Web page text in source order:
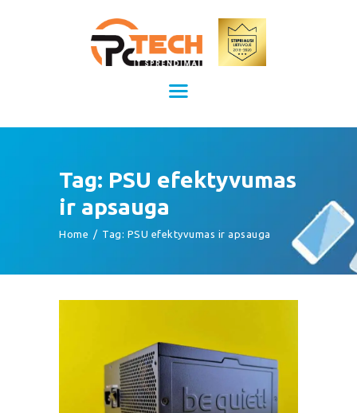
Tag: PSU efektyvumas
ir apsauga
Home Tag: PSU efektyvumas ir apsauga
Kompiuterių remontas Kaune
Kompiuterių priežiūra
APIE MUS
KONTAKTAI